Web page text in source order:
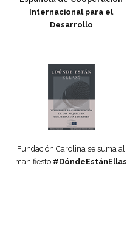
Internacional para el
Desarrollo
Fundación Carolina se suma al
manifiesto #DóndeEstánEllas